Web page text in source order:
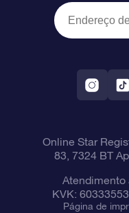
OSR Starsaver
Aplicativo RV
Política de
Constelações
Online Star
83, 7324 BT
Atendimento
KVK:
Página de